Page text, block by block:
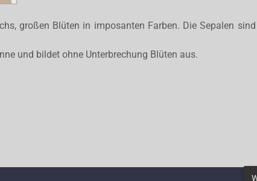
großen Blüten in imposanten Farben. Die Sepalen
und bildet ohne Unterbrechung Blüten aus.